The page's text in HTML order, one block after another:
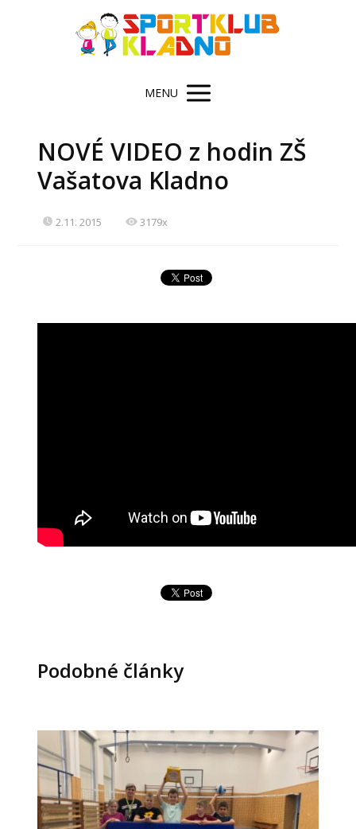
MENU
NOVÉ VIDEO z hodin ZŠ
Vašatova Kladno
2.11. 2015 3179x
Podobné články